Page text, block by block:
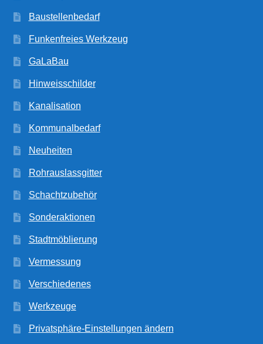
Baustellenbedarf
Funkenfreies Werkzeug
GaLaBau
Hinweisschilder
Kanalisation
Kommunalbedarf
Neuheiten
Rohrauslassgitter
Schachtzubehör
Sonderaktionen
Stadtmöblierung
Vermessung
Verschiedenes
Werkzeuge
Privatsphäre-Einstellungen ändern